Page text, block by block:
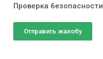
Проверка безопасности
Отправить жалобу